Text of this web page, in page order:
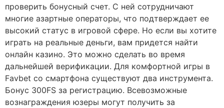
проверить бонусный счет. С ней сотрудничают
многие азартные операторы, что подтверждает ее
высокий статус в игровой сфере. Но если вы хотите
играть на реальные деньги, вам придется найти
онлайн казино. Это можно сделать во время
дальнейшей верификации. Для комфортной игры в
Favbet со смартфона существуют два инструмента.
Бонус 300FS за регистрацию. Всевозможные
вознаграждения юзеры могут получить за